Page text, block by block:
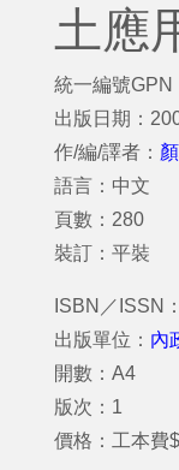
土應
統一編號
出版日期：
作/編/譯者：
語言：中文
頁數：280
裝訂：平裝
ISBN／ISSN
出版單位： 內
開數：A4
版次：1
價格：工本費